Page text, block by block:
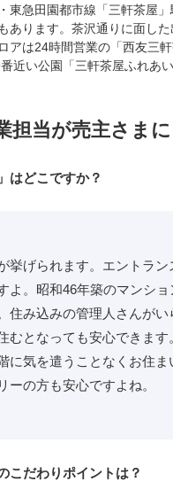
東急田園都市線「三軒茶屋
あります。茶沢通りに面し
アは24時間営業の「西友三
近い公園「三軒茶屋ふれあ
担当が売主さまに
はどこですか？
挙げられます。エントラ
よ。昭和46年築のマンシ
住み込みの管理人さんが
むとなっても安心できま
に気を遣うことなくお住
ーの方も安心ですよね。
こだわりポイントは？